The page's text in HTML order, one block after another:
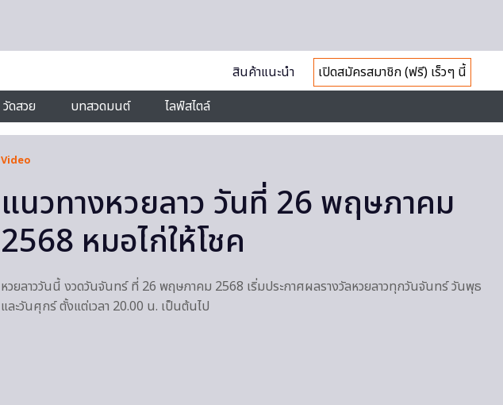
สินค้าแนะนำ
เปิดสมัครสมาชิก (ฟรี) เร็วๆ นี้
วัดสวย บทสวดมนต์ ไลฟ์สไตล์
Video
แนวทางหวยลาว วันที่ 26 พฤษภาคม
2568 หมอไก่ให้โชค
หวยลาววันนี้ งวดวันจันทร์ ที่ 26 พฤษภาคม 2568 เริ่มประกาศผลรางวัลหวยลาวทุกวันจันทร์ วันพุธ
และวันศุกร์ ตั้งแต่เวลา 20.00 น. เป็นต้นไป